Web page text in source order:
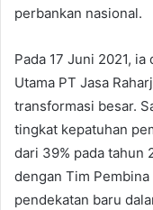
perbankan nasional.
Pada 17 Juni 2021,
Utama PT Jasa
transformasi besar.
tingkat kepatuhan
dari 39% pada tahun
dengan Tim
pendekatan baru